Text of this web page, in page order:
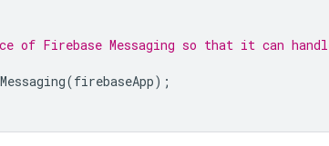
of Firebase Messaging so that it can
(firebaseApp);